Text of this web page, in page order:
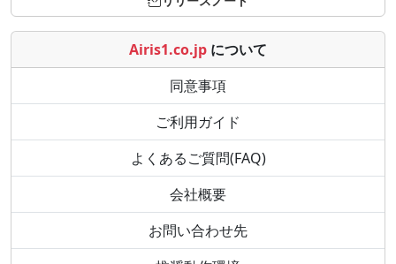
Airis1.co.jp について
同意事項
ご利用ガイド
よくあるご質問(FAQ)
会社概要
お問い合わせ先